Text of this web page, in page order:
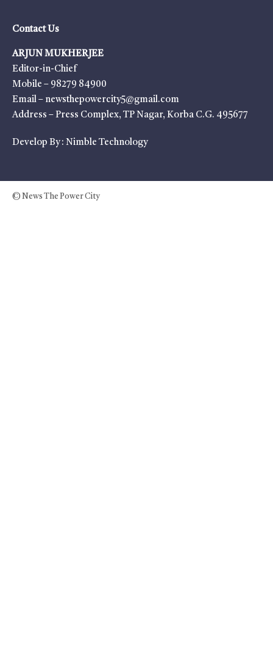
Contact Us
ARJUN MUKHERJEE
Editor-in-Chief
Mobile – 98279 84900
Email – newsthepowercity5@gmail.com
Address – Press Complex, TP Nagar, Korba C.G. 495677
Develop By : Nimble Technology
© News The Power City